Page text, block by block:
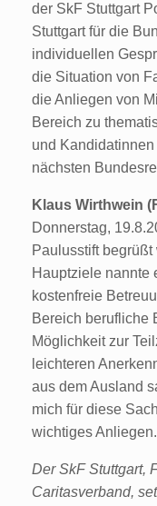
der SkF Stuttgart
Stuttgart für die
individuellen
die Situation von
die Anliegen von
Bereich zu
und
nächsten
Klaus Wirthwein
Donnerstag,
Paulusstift
Hauptziele nannte
kostenfreie
Bereich berufliche
Möglichkeit zur
leichteren
aus dem Ausland
mich für diese
wichtiges
Der SkF Stuttgart,
Caritasverband,